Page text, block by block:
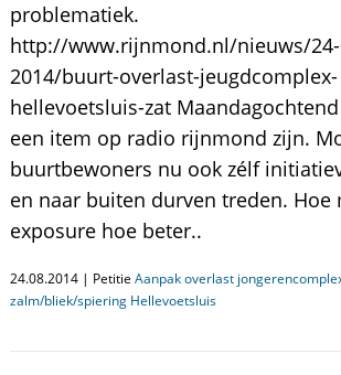
problematiek.
http://www.rijnmond.nl/nieuws/
2014/buurt-overlast-jeugdcomplex-
hellevoetsluis-zat
een item op radio rijnmond zijn.
buurtbewoners nu ook zélf
en naar buiten durven treden. Hoe
exposure hoe beter..
24.08.2014 | Petitie Aanpak overlast
zalm/bliek/spiering Hellevoetsluis